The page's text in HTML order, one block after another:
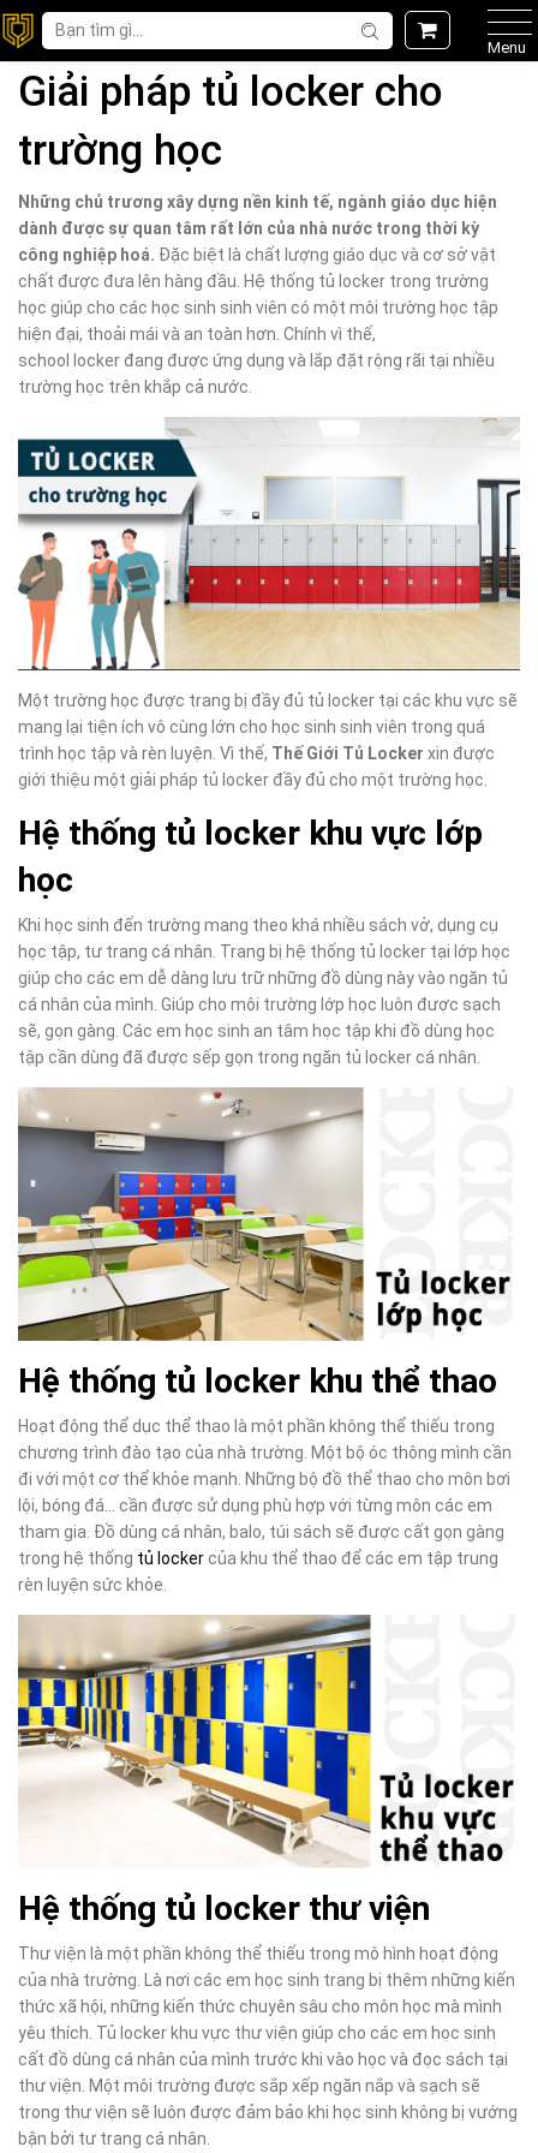
Menu
Giải pháp tủ locker cho
trường học
Những chủ trương xây dựng nền kinh tế, ngành giáo dục hiện
dành được sự quan tâm rất lớn của nhà nước trong thời kỳ
công nghiệp hoá. Đặc biệt là chất lượng giáo dục và cơ sở vật
chất được đưa lên hàng đầu. Hệ thống tủ locker trong trường
học giúp cho các học sinh sinh viên có một môi trường học tập
hiện đại, thoải mái và an toàn hơn. Chính vì thế,
school locker đang được ứng dụng và lắp đặt rộng rãi tại nhiều
trường học trên khắp cả nước.
Một trường học được trang bị đầy đủ tủ locker tại các khu vực sẽ
mang lại tiện ích vô cùng lớn cho học sinh sinh viên trong quá
trình học tập và rèn luyện. Vì thế, Thế Giới Tủ Locker xin được
giới thiệu một giải pháp tủ locker đầy đủ cho một trường học.
Hệ thống tủ locker khu vực lớp
học
Khi học sinh đến trường mang theo khá nhiều sách vở, dụng cụ
học tập, tư trang cá nhân. Trang bị hệ thống tủ locker tại lớp học
giúp cho các em dễ dàng lưu trữ những đồ dùng này vào ngăn tủ
cá nhân của mình. Giúp cho môi trường lớp học luôn được sạch
sẽ, gọn gàng. Các em học sinh an tâm học tập khi đồ dùng học
tập cần dùng đã được sếp gọn trong ngăn tủ locker cá nhân.
Hệ thống tủ locker khu thể thao
Hoạt động thể dục thể thao là một phần không thể thiếu trong
chương trình đào tạo của nhà trường. Một bộ óc thông mình cần
đi với một cơ thể khỏe mạnh. Những bộ đồ thể thao cho môn bơi
lội, bóng đá… cần được sử dụng phù hợp với từng môn các em
tham gia. Đồ dùng cá nhân, balo, túi sách sẽ được cất gọn gàng
trong hệ thống tủ locker của khu thể thao để các em tập trung
rèn luyện sức khỏe.
Hệ thống tủ locker thư viện
Thư viện là một phần không thể thiếu trong mô hình hoạt động
của nhà trường. Là nơi các em học sinh trang bị thêm những kiến
thức xã hội, những kiến thức chuyên sâu cho môn học mà mình
yêu thích. Tủ locker khu vực thư viện giúp cho các em học sinh
cất đồ dùng cá nhân của mình trước khi vào học và đọc sách tại
thư viện. Một môi trường được sắp xếp ngăn nắp và sạch sẽ
trong thư viện sẽ luôn được đảm bảo khi học sinh không bị vướng
bận bởi tư trang cá nhân.